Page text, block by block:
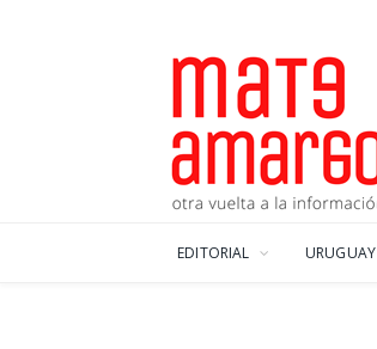
EDITORIAL URUGUAY